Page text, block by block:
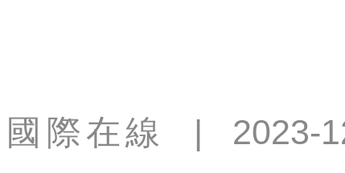
際在線 | 2023-